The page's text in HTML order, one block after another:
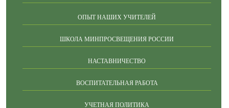
ОПЫТ НАШИХ УЧИТЕЛЕЙ
ШКОЛА МИНПРОСВЕЩЕНИЯ РОССИИ
НАСТАВНИЧЕСТВО
ВОСПИТАТЕЛЬНАЯ РАБОТА
УЧЕТНАЯ ПОЛИТИКА